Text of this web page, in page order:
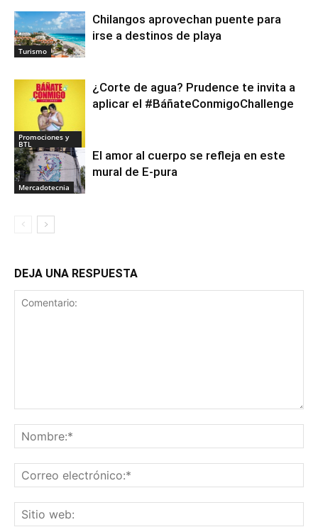
Turismo
Chilangos aprovechan puente para
irse a destinos de playa
Promociones y
BTL
¿Corte de agua? Prudence te invita a
aplicar el #BáñateConmigoChallenge
Mercadotecnia
El amor al cuerpo se refleja en este
mural de E-pura
DEJA UNA RESPUESTA